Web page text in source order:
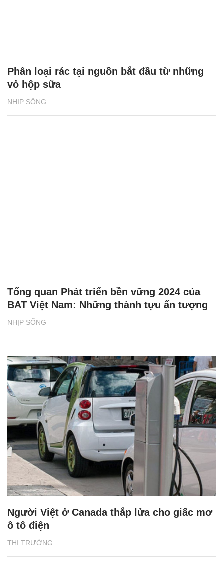
NHỊP SỐNG
Phân loại rác tại nguồn bắt đầu từ những
vỏ hộp sữa
NHỊP SỐNG
Tổng quan Phát triển bền vững 2024 của
BAT Việt Nam: Những thành tựu ấn tượng
THỊ TRƯỜNG
Người Việt ở Canada thắp lửa cho giấc mơ
ô tô điện